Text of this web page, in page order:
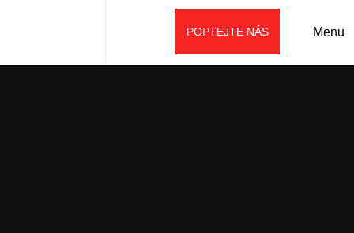
Menu
POPTEJTE NÁS